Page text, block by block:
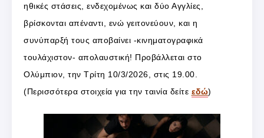
ηθικές στάσεις, ενδεχομένως και δύο Αγγλίες,
βρίσκονται απέναντι, ενώ γειτονεύουν, και η
συνύπαρξή τους αποβαίνει -κινηματογραφικά
τουλάχιστον- απολαυστική! Προβάλλεται στο
Ολύμπιον, την Τρίτη 10/3/2026, στις 19.00.
(Περισσότερα στοιχεία για την ταινία δείτε εδώ)